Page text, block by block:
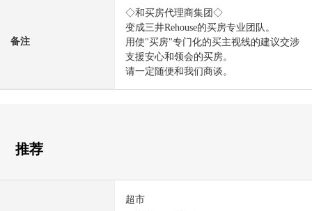
备注
◇和买房代理商集团◇
变成三井Rehouse的买房专业团队。
用使"买房"专门化的买主视线的建议交涉
支援安心和领会的买房。
请一定随便和我们商谈。
推荐
超市